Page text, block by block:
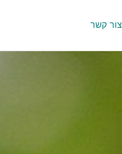
צור קשר